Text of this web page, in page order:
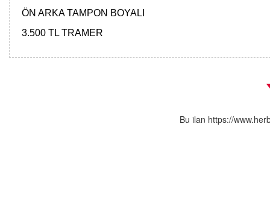
ÖN ARKA TAMPON BOYALI
3.500 TL TRAMER
Bu ilan https://